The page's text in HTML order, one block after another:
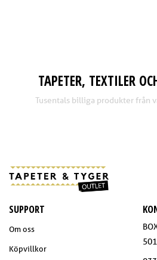
TAPETER, TEXTILER
Tusentals billiga produkter från
SUPPORT
Om oss
Köpvillkor